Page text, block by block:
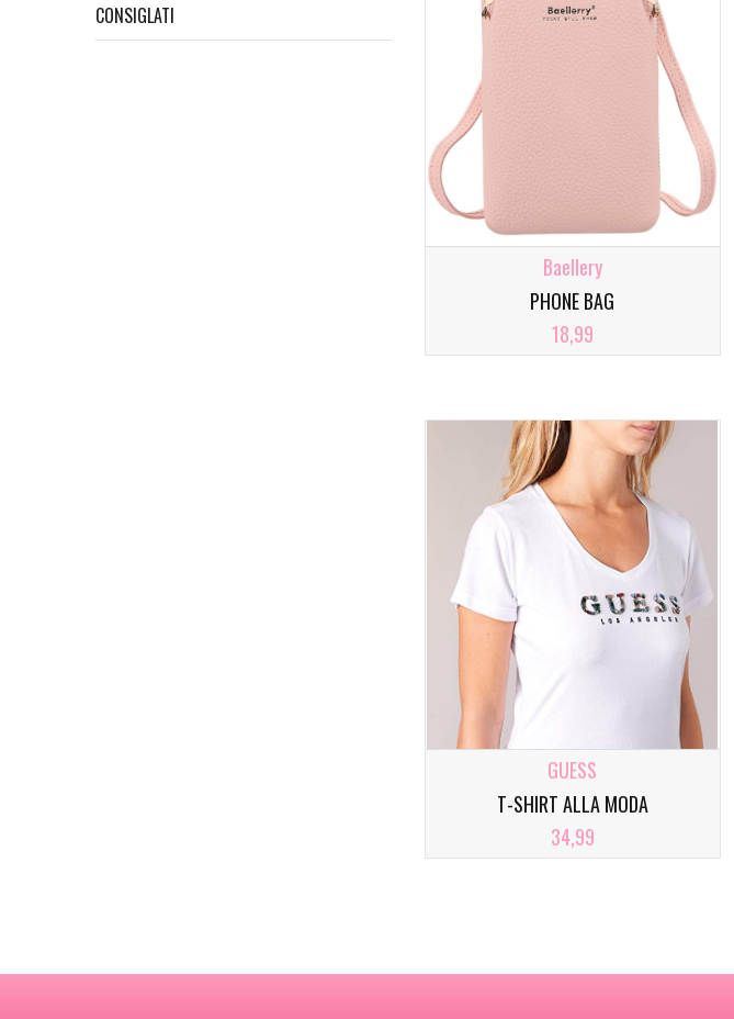
CONSIGLATI
Baellery
PHONE BAG
18,99
GUESS
T-SHIRT ALLA MODA
34,99